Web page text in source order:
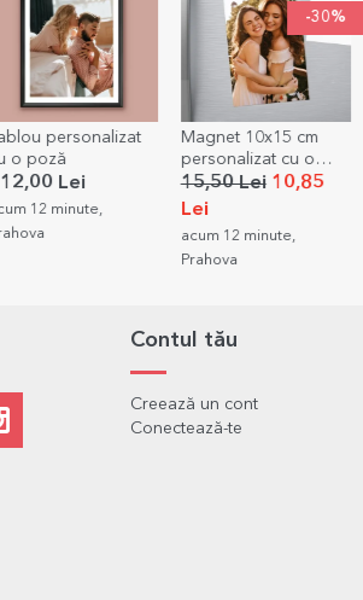
personalizat
o poză
Lei
12 minute,
-30%
Magnet 10x15 cm
personalizat cu o
poză
15,50 Lei10,85
Lei
acum 12 minute,
Prahova
Contul tău
Creează un cont
Conectează-te